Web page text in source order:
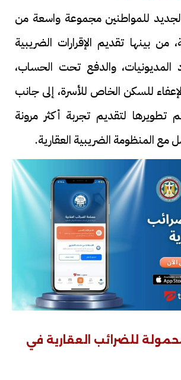
للمواطنين مجموعة واسعة من
من بينها تقديم الإقرارات الضريبية
المديونيات، والدفع تحت الحساب،
للسكن الخاص للأسرة، إلى جانب
لتقديم تجربة أكثر مرونة
مع المنظومة الضريبية العقارية.
للضرائب العقارية في